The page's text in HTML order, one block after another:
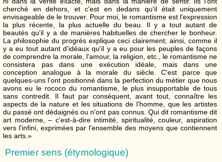
cherché en dehors, et c'est en dedans qu'il était uniquement
envisageable de le trouver. Pour moi, le romantisme est l'expression
la plus récente, la plus actuelle du beau. Il y a tout autant de
beautés qu'il y a de manières habituelles de chercher le bonheur.
La philosophie du progrès explique ceci clairement; ainsi, comme il
y a eu tout autant d'idéaux qu'il y a eu pour les peuples de façons
de comprendre la morale, l'amour, la religion, etc., le romantisme ne
consistera pas dans une exécution idéale, mais dans une
conception analogue à la morale du siècle. C'est parce que
quelques-uns l'ont positionné dans la perfection du métier que nous
avons eu le rococo du romantisme, le plus insupportable de tous
sans contredit. Il faut par conséquent, avant tout, connaître les
aspects de la nature et les situations de l'homme, que les artistes
du passé ont dédaignés ou n'ont pas connus. Qui dit romantisme dit
art moderne, – c'est-à-dire intimité, spiritualité, couleur, aspiration
vers l'infini, exprimées par l'ensemble des moyens que contiennent
les arts.»
Premier sens (étymologique)